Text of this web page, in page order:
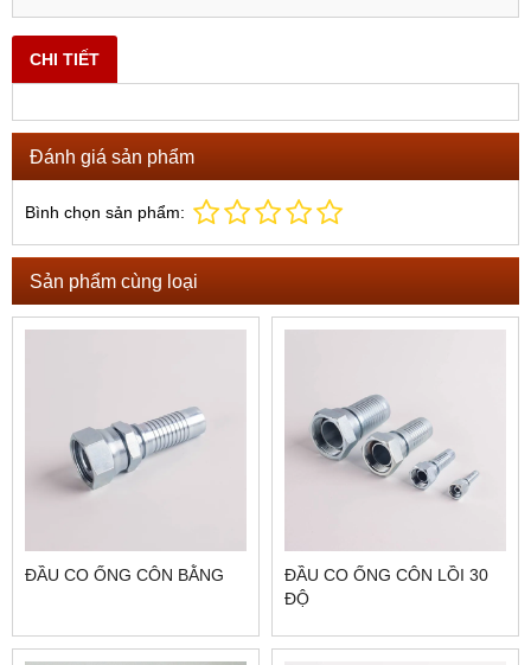
CHI TIẾT
Đánh giá sản phẩm
Bình chọn sản phẩm:
Sản phẩm cùng loại
ĐẦU CO ỐNG CÔN BẰNG
ĐẦU CO ỐNG CÔN LỒI 30
ĐỘ